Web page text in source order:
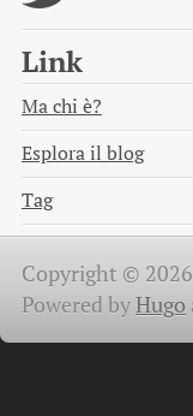
Link
Ma chi è?
Esplora il blog
Tag
Copyright ©
Powered byHugo